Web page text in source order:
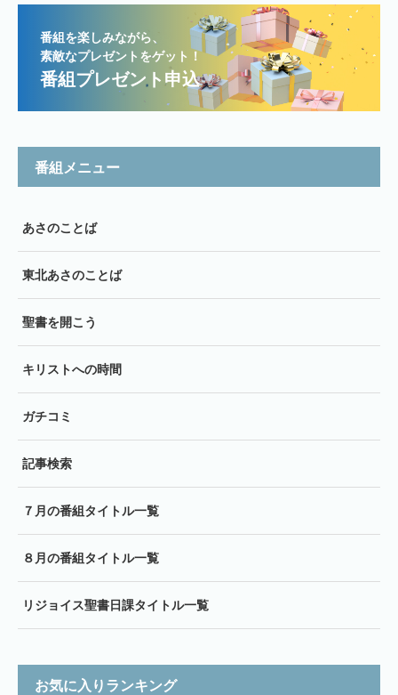
番組を楽しみながら、
素敵なプレゼントをゲット！
番組プレゼント申込
番組メニュー
あさのことば
東北あさのことば
聖書を開こう
キリストへの時間
ガチコミ
記事検索
７月の番組タイトル一覧
８月の番組タイトル一覧
リジョイス聖書日課タイトル一覧
お気に入りランキング